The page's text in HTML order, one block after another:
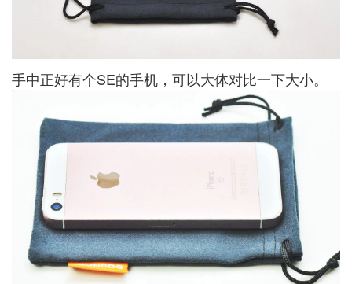
手中正好有个SE的手机，可以大体对比一下大小。